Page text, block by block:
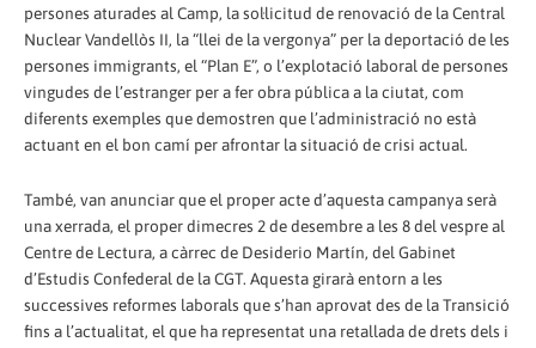
persones aturades al Camp, la sol·licitud de renovació de la Central
Nuclear Vandellòs II, la “llei de la vergonya” per la deportació de les
persones immigrants, el “Plan E”, o l’explotació laboral de persones
vingudes de l’estranger per a fer obra pública a la ciutat, com
diferents exemples que demostren que l’administració no està
actuant en el bon camí per afrontar la situació de crisi actual.
També, van anunciar que el proper acte d’aquesta campanya serà
una xerrada, el proper dimecres 2 de desembre a les 8 del vespre al
Centre de Lectura, a càrrec de Desiderio Martín, del Gabinet
d’Estudis Confederal de la CGT. Aquesta girarà entorn a les
successives reformes laborals que s’han aprovat des de la Transició
fins a l’actualitat, el que ha representat una retallada de drets dels i